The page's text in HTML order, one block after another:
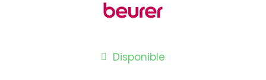
Disponible